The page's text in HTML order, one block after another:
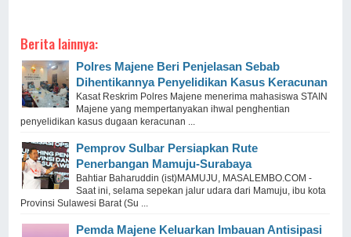
Berita lainnya:
Polres Majene Beri Penjelasan Sebab
Dihentikannya Penyelidikan Kasus Keracunan
Kasat Reskrim Polres Majene menerima mahasiswa STAIN
Majene yang mempertanyakan ihwal penghentian
penyelidikan kasus dugaan keracunan ...
Pemprov Sulbar Persiapkan Rute
Penerbangan Mamuju-Surabaya
Bahtiar Baharuddin (ist)MAMUJU, MASALEMBO.COM -
Saat ini, selama sepekan jalur udara dari Mamuju, ibu kota
Provinsi Sulawesi Barat (Su ...
Pemda Majene Keluarkan Imbauan Antisipasi